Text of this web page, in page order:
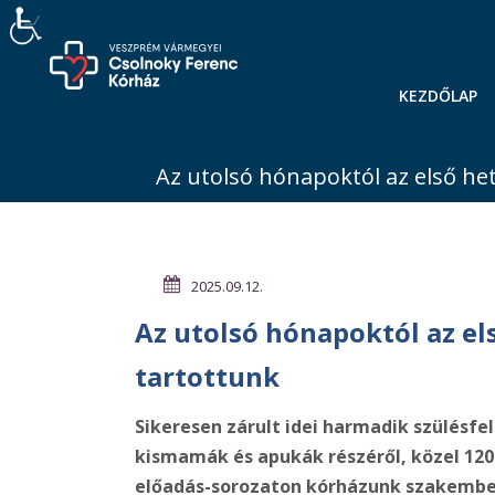
KEZDŐLAP
Az utolsó hónapoktól az első
2025.09.12.
Az utolsó hónapoktól az
tartottunk
Sikeresen zárult idei harmadik
kismamák és apukák részéről, közel
előadás-sorozaton kórházunk